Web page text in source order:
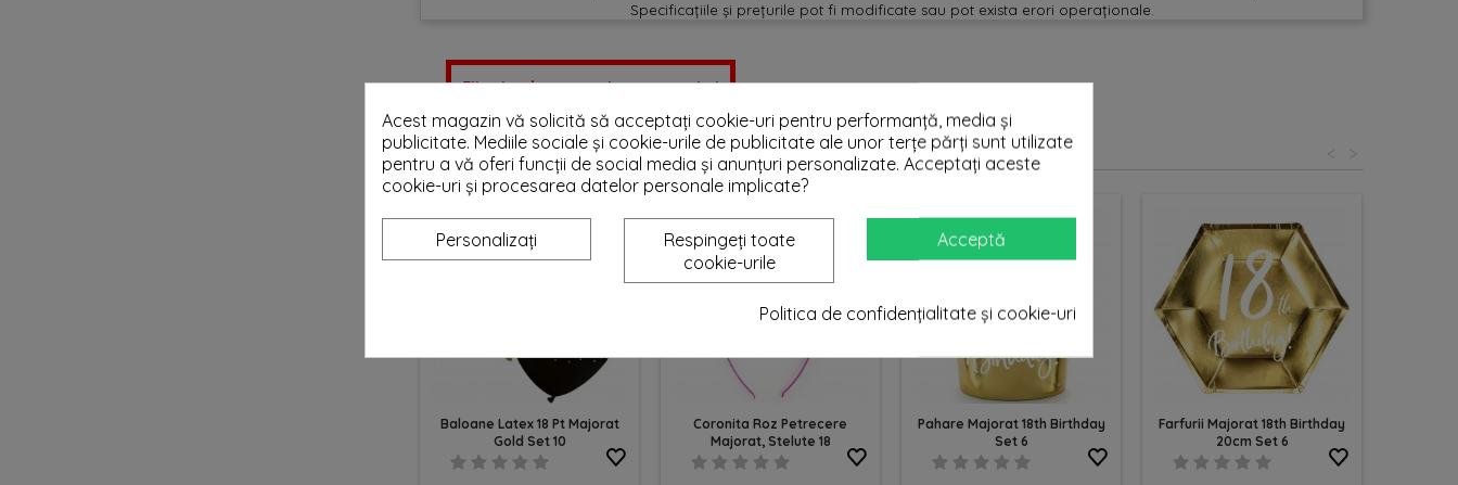
Specificațiile și prețurile pot fi modificate sau pot exista erori operaționale.
Fii primul care scrie o recenzie !
S-AR PUTEA SA-TI PLACA <
Baloane Latex 18 Pt Majorat
Gold Set 10
Ofertă!
Coronita Roz Petrecere
Majorat, Stelute 18
Pahare Majorat 18th Birthday
Set 6
Farfurii Majorat 18th Birthday
20cm Set 6
Acest magazin vă solicită să acceptați cookie-uri pentru performanță, media și
publicitate. Mediile sociale și cookie-urile de publicitate ale unor terțe părți sunt utilizate
pentru a vă oferi funcții de social media și anunțuri personalizate. Acceptați aceste
cookie-uri și procesarea datelor personale implicate?
Acceptă
Respingeți toate
cookie-urile
Personalizați
Politica de confidențialitate și cookie-uri